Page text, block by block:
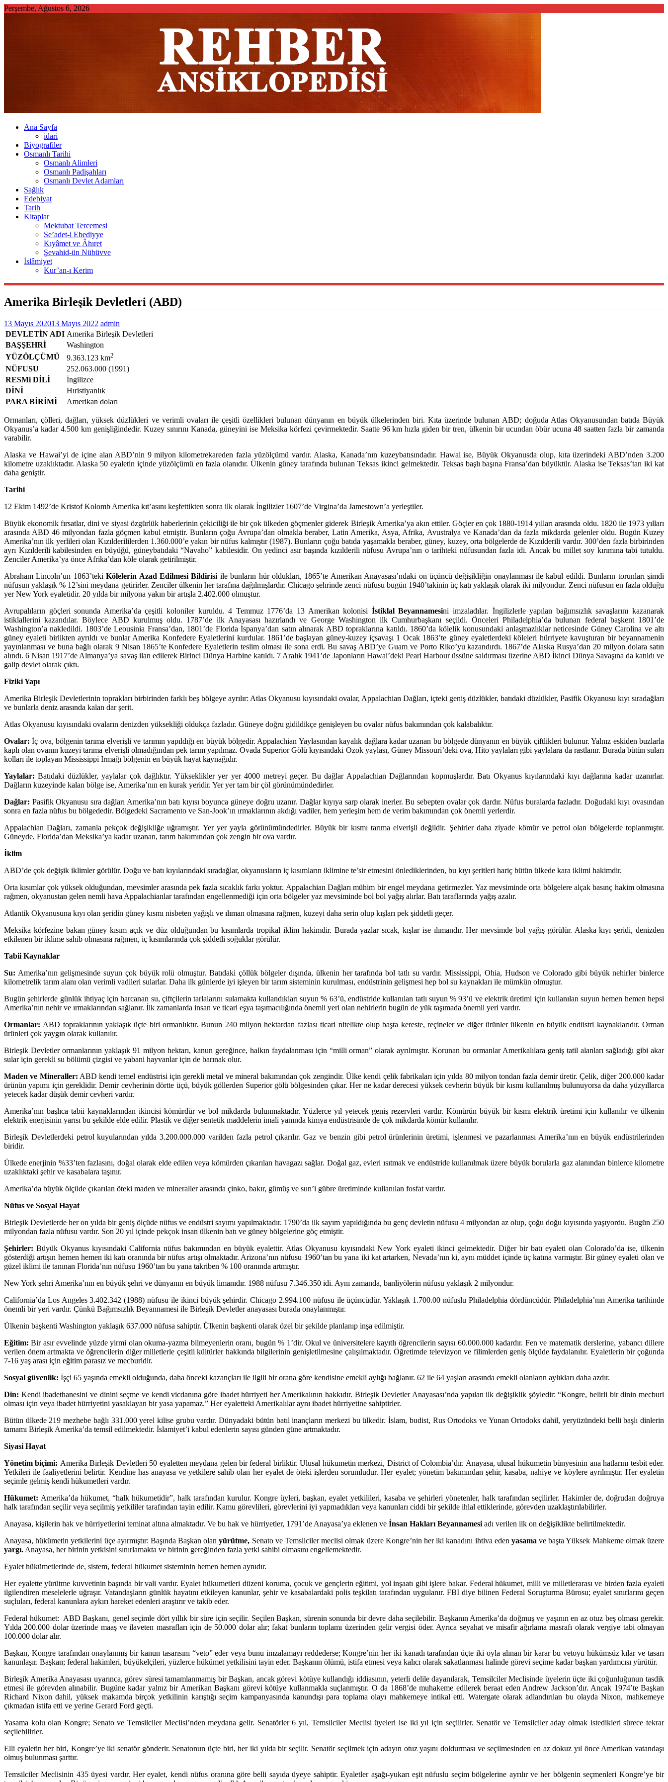
Skip
Perşembe, Ağustos 6, 2026
Ana Sayfa
idari
Biyografiler
Osmanlı Tarihi
Osmanlı Alimleri
Osmanlı Padişahları
Osmanlı Devlet Adamları
Sağlık
Edebiyat
Tarih
Kitaplar
Mektubat Tercemesi
Se’adet-i Ebediyye
Kıyâmet ve Âhıret
Şevahid-ün Nübüvve
İslâmiyet
Kur’an-ı Kerim
Amerika Birleşik Devletleri (ABD)
13 Mayıs 202013 Mayıs 2022 admin
DEVLETİN ADI Amerika Birleşik Devletleri
BAŞŞEHRİ
Washington
YÜZÖLÇÜMÜ
9.363.123 km2
NÜFUSU
252.063.000 (1991)
RESMi DİLİ
İngilizce
DİNİ
Hıristiyanlık
PARA BİRİMİ
Amerikan doları
Ormanları, çölleri, dağları, yüksek düzlükleri ve verimli ovaları ile çeşitli özellikleri bulunan dünyanın en büyük ülkelerinden biri. Kıta üzerinde bulunan ABD; doğuda Atlas Okyanusundan batıda Büyük
Okyanus’a kadar 4.500 km genişliğindedir. Kuzey sınırını Kanada, güneyini ise Meksika körfezi çevirmektedir. Saatte 96 km hızla giden bir tren, ülkenin bir ucundan öbür ucuna 48 saatten fazla bir zamanda
varabilir.
Alaska ve Hawai’yi de içine alan ABD’nin 9 milyon kilometrekareden fazla yüzölçümü vardır. Alaska, Kanada’nın kuzeybatısındadır. Hawai ise, Büyük Okyanusda olup, kıta üzerindeki ABD’nden 3.200
kilometre uzaklıktadır. Alaska 50 eyaletin içinde yüzölçümü en fazla olanıdır. Ülkenin güney tarafında bulunan Teksas ikinci gelmektedir. Teksas başlı başına Fransa’dan büyüktür. Alaska ise Teksas’tan iki kat
daha geniştir.
Tarihi
12 Ekim 1492’de Kristof Kolomb Amerika kıt’asını keşfettikten sonra ilk olarak İngilizler 1607’de Virgina’da Jamestown’a yerleştiler.
Büyük ekonomik fırsatlar, dini ve siyasi özgürlük haberlerinin çekiciliği ile bir çok ülkeden göçmenler giderek Birleşik Amerika’ya akın ettiler. Göçler en çok 1880-1914 yılları arasında oldu. 1820 ile 1973 yılları
arasında ABD 46 milyondan fazla göçmen kabul etmiştir. Bunların çoğu Avrupa’dan olmakla beraber, Latin Amerika, Asya, Afrika, Avustralya ve Kanada’dan da fazla mikdarda gelenler oldu. Bugün Kuzey
Amerika’nın ilk yerlileri olan Kızılderililerden 1.360.000’e yakın bir nüfus kalmıştır (1987). Bunların çoğu batıda yaşamakla beraber, güney, kuzey, orta bölgelerde de Kızılderili vardır. 300’den fazla birbirinden
ayrı Kızılderili kabilesinden en büyüğü, güneybatıdaki “Navaho” kabilesidir. On yedinci asır başında kızılderili nüfusu Avrupa’nın o tarihteki nüfusundan fazla idi. Ancak bu millet soy kırımına tabi tutuldu.
Zenciler Amerika’ya önce Afrika’dan köle olarak getirilmiştir.
Abraham Lincoln’un 1863’tekiKölelerin Azad Edilmesi Bildirisi ile bunların hür oldukları, 1865’te Amerikan Anayasası’ndaki on üçüncü değişikliğin onaylanması ile kabul edildi. Bunların torunları şimdi
nüfusun yaklaşık % 12’sini meydana getirirler. Zenciler ülkenin her tarafına dağılmışlardır. Chicago şehrinde zenci nüfusu bugün 1940’takinin üç katı yaklaşık olarak iki milyondur. Zenci nüfusun en fazla olduğu
yer New York eyaletidir. 20 yılda bir milyona yakın bir artışla 2.402.000 olmuştur.
Avrupalıların göçleri sonunda Amerika’da çeşitli koloniler kuruldu. 4 Temmuz 1776’da 13 Amerikan kolonisi İstiklal Beyannamesini imzaladılar. İngilizlerle yapılan bağımsızlık savaşlarını kazanarak
istiklallerini kazandılar. Böylece ABD kurulmuş oldu. 1787’de ilk Anayasası hazırlandı ve George Washington ilk Cumhurbaşkanı seçildi. Önceleri Philadelphia’da bulunan federal başkent 1801’de
Washington’a nakledildi. 1803’de Leousinia Fransa’dan, 1801’de Florida İspanya’dan satın alınarak ABD topraklarına katıldı. 1860’da kölelik konusundaki anlaşmazlıklar neticesinde Güney Carolina ve altı
güney eyaleti birlikten ayrıldı ve bunlar Amerika Konfedere Eyaletlerini kurdular. 1861’de başlayan güney-kuzey içsavaşı 1 Ocak 1863’te güney eyaletlerdeki köleleri hürriyete kavuşturan bir beyannamenin
yayınlanması ve buna bağlı olarak 9 Nisan 1865’te Konfedere Eyaletlerin teslim olması ile sona erdi. Bu savaş ABD’ye Guam ve Porto Riko’yu kazandırdı. 1867’de Alaska Rusya’dan 20 milyon dolara satın
alındı. 6 Nisan 1917’de Almanya’ya savaş ilan edilerek Birinci Dünya Harbine katıldı. 7 Aralık 1941’de Japonların Hawai’deki Pearl Harbour üssüne saldırması üzerine ABD İkinci Dünya Savaşına da katıldı ve
galip devlet olarak çıktı.
Fiziki Yapı
Amerika Birleşik Devletlerinin toprakları birbirinden farklı beş bölgeye ayrılır: Atlas Okyanusu kıyısındaki ovalar, Appalachian Dağları, içteki geniş düzlükler, batıdaki düzlükler, Pasifik Okyanusu kıyı sıradağları
ve bunlarla deniz arasında kalan dar şerit.
Atlas Okyanusu kıyısındaki ovaların denizden yüksekliği oldukça fazladır. Güneye doğru gidildikçe genişleyen bu ovalar nüfus bakımından çok kalabalıktır.
Ovalar:İç ova, bölgenin tarıma elverişli ve tarımın yapıldığı en büyük bölgedir. Appalachian Yaylasından kayalık dağlara kadar uzanan bu bölgede dünyanın en büyük çiftlikleri bulunur. Yalnız eskiden buzlarla
kaplı olan ovanın kuzeyi tarıma elverişli olmadığından pek tarım yapılmaz. Ovada Superior Gölü kıyısındaki Ozok yaylası, Güney Missouri’deki ova, Hito yaylaları gibi yaylalara da rastlanır. Burada bütün suları
kolları ile toplayan Mississippi Irmağı bölgenin en büyük hayat kaynağıdır.
Yaylalar:Batıdaki düzlükler, yaylalar çok dağlıktır. Yükseklikler yer yer 4000 metreyi geçer. Bu dağlar Appalachian Dağlarından kopmuşlardır. Batı Okyanus kıyılarındaki kıyı dağlarına kadar uzanırlar.
Dağların kuzeyinde kalan bölge ise, Amerika’nın en kurak yeridir. Yer yer tam bir çöl görünümündedirler.
Dağlar: Pasifik Okyanusu sıra dağları Amerika’nın batı kıyısı boyunca güneye doğru uzanır. Dağlar kıyıya sarp olarak inerler. Bu sebepten ovalar çok dardır. Nüfus buralarda fazladır. Doğudaki kıyı ovasından
sonra en fazla nüfus bu bölgededir. Bölgedeki Sacramento ve San-Jook’ın ırmaklarının akdığı vadiler, hem yerleşim hem de verim bakımından çok önemli yerlerdir.
Appalachian Dağları, zamanla pekçok değişikliğe uğramıştır. Yer yer yayla görünümündedirler. Büyük bir kısmı tarıma elverişli değildir. Şehirler daha ziyade kömür ve petrol olan bölgelerde toplanmıştır.
Güneyde, Florida’dan Meksika’ya kadar uzanan, tarım bakımından çok zengin bir ova vardır.
İklim
ABD’de çok değişik iklimler görülür. Doğu ve batı kıyılarındaki sıradağlar, okyanusların iç kısımların iklimine te’sir etmesini önlediklerinden, bu kıyı şeritleri hariç bütün ülkede kara iklimi hakimdir.
Orta kısımlar çok yüksek olduğundan, mevsimler arasında pek fazla sıcaklık farkı yoktur. Appalachian Dağları mühim bir engel meydana getirmezler. Yaz mevsiminde orta bölgelere alçak basınç hakim olmasına
rağmen, okyanustan gelen nemli hava Appalachianlar tarafından engellenmediği için orta bölgeler yaz mevsiminde bol bol yağış alırlar. Batı taraflarında yağış azalır.
Atlantik Okyanusuna kıyı olan şeridin güney kısmı nisbeten yağışlı ve ılıman olmasına rağmen, kuzeyi daha serin olup kışları pek şiddetli geçer.
Meksika körfezine bakan güney kısım açık ve düz olduğundan bu kısımlarda tropikal iklim hakimdir. Burada yazlar sıcak, kışlar ise ılımandır. Her mevsimde bol yağış görülür. Alaska kıyı şeridi, denizden
etkilenen bir iklime sahib olmasına rağmen, iç kısımlarında çok şiddetli soğuklar görülür.
Tabii Kaynaklar
Su: Amerika’nın gelişmesinde suyun çok büyük rolü olmuştur. Batıdaki çöllük bölgeler dışında, ülkenin her tarafında bol tatlı su vardır. Mississippi, Ohia, Hudson ve Colorado gibi büyük nehirler binlerce
kilometrelik tarım alanı olan verimli vadileri sularlar. Daha ilk günlerde iyi işleyen bir tarım sisteminin kurulması, endüstrinin gelişmesi hep bol su kaynakları ile mümkün olmuştur.
Bugün şehirlerde günlük ihtiyaç için harcanan su, çiftçilerin tarlalarını sulamakta kullandıkları suyun % 63’ü, endüstride kullanılan tatlı suyun % 93’ü ve elektrik üretimi için kullanılan suyun hemen hemen hepsi
Amerika’nın nehir ve ırmaklarından sağlanır. İlk zamanlarda insan ve ticari eşya taşımacılığında önemli yeri olan nehirlerin bugün de yük taşımada önemli yeri vardır.
Ormanlar: ABD topraklarının yaklaşık üçte biri ormanlıktır. Bunun 240 milyon hektardan fazlası ticari nitelikte olup başta kereste, reçineler ve diğer ürünler ülkenin en büyük endüstri kaynaklarıdır. Orman
ürünleri çok yaygın olarak kullanılır.
Birleşik Devletler ormanlarının yaklaşık 91 milyon hektarı, kanun gereğince, halkın faydalanması için “milli orman” olarak ayrılmıştır. Korunan bu ormanlar Amerikalılara geniş tatil alanları sağladığı gibi akar
sular için gerekli su bölümü çizgisi ve yabani hayvanlar için de barınak olur.
Maden ve Mineraller: ABD kendi temel endüstrisi için gerekli metal ve mineral bakımından çok zengindir. Ülke kendi çelik fabrikaları için yılda 80 milyon tondan fazla demir üretir. Çelik, diğer 200.000 kadar
ürünün yapımı için gereklidir. Demir cevherinin dörtte üçü, büyük göllerden Superior gölü bölgesinden çıkar. Her ne kadar derecesi yüksek cevherin büyük bir kısmı kullanılmış bulunuyorsa da daha yüzyıllarca
yetecek kadar düşük demir cevheri vardır.
Amerika’nın başlıca tabii kaynaklarından ikincisi kömürdür ve bol mikdarda bulunmaktadır. Yüzlerce yıl yetecek geniş rezervleri vardır. Kömürün büyük bir kısmı elektrik üretimi için kullanılır ve ülkenin
elektrik enerjisinin yarısı bu şekilde elde edilir. Plastik ve diğer sentetik maddelerin imali yanında kimya endüstrisinde de çok mikdarda kömür kullanılır.
Birleşik Devletlerdeki petrol kuyularından yılda 3.200.000.000 varilden fazla petrol çıkarılır. Gaz ve benzin gibi petrol ürünlerinin üretimi, işlenmesi ve pazarlanması Amerika’nın en büyük endüstrilerinden
biridir.
Ülkede enerjinin %33’ten fazlasını, doğal olarak elde edilen veya kömürden çıkarılan havagazı sağlar. Doğal gaz, evleri ısıtmak ve endüstride kullanılmak üzere büyük borularla gaz alanından binlerce kilometre
uzaklıktaki şehir ve kasabalara taşınır.
Amerika’da büyük ölçüde çıkarılan öteki maden ve mineraller arasında çinko, bakır, gümüş ve sun’i gübre üretiminde kullanılan fosfat vardır.
Nüfus ve Sosyal Hayat
Birleşik Devletlerde her on yılda bir geniş ölçüde nüfus ve endüstri sayımı yapılmaktadır. 1790’da ilk sayım yapıldığında bu genç devletin nüfusu 4 milyondan az olup, çoğu doğu kıyısında yaşıyordu. Bugün 250
milyondan fazla nüfusu vardır. Son 20 yıl içinde pekçok insan ülkenin batı ve güney bölgelerine göç etmiştir.
Şehirler: Büyük Okyanus kıyısındaki California nüfus bakımından en büyük eyalettir. Atlas Okyanusu kıyısındaki New York eyaleti ikinci gelmektedir. Diğer bir batı eyaleti olan Colorado’da ise, ülkenin
gösterdiği artışın hemen hemen iki katı oranında bir nüfus artışı olmaktadır. Arizona’nın nüfusu 1960’tan bu yana iki kat artarken, Nevada’nın ki, aynı müddet içinde üç katına varmıştır. Bir güney eyaleti olan ve
güzel iklimi ile tanınan Florida’nın nüfusu 1960’tan bu yana takriben % 100 oranında artmıştır.
New York şehri Amerika’nın en büyük şehri ve dünyanın en büyük limanıdır. 1988 nüfusu 7.346.350 idi. Aynı zamanda, banliyölerin nüfusu yaklaşık 2 milyondur.
California’da Los Angeles 3.402.342 (1988) nüfusu ile ikinci büyük şehirdir. Chicago 2.994.100 nüfusu ile üçüncüdür. Yaklaşık 1.700.00 nüfuslu Philadelphia dördüncüdür. Philadelphia’nın Amerika tarihinde
önemli bir yeri vardır. Çünkü Bağımsızlık Beyannamesi ile Birleşik Devletler anayasası burada onaylanmıştır.
Ülkenin başkenti Washington yaklaşık 637.000 nüfusa sahiptir. Ülkenin başkenti olarak özel bir şekilde planlanıp inşa edilmiştir.
Eğitim: Bir asır evvelinde yüzde yirmi olan okuma-yazma bilmeyenlerin oranı, bugün % 1’dir. Okul ve üniversitelere kayıtlı öğrencilerin sayısı 60.000.000 kadardır. Fen ve matematik derslerine, yabancı dillere
verilen önem artmakta ve öğrencilerin diğer milletlerle çeşitli kültürler hakkında bilgilerinin genişletilmesine çalışılmaktadır. Öğretimde televizyon ve filimlerden geniş ölçüde faydalanılır. Eyaletlerin bir çoğunda
7-16 yaş arası için eğitim parasız ve mecburidir.
Sosyal güvenlik: İşçi 65 yaşında emekli olduğunda, daha önceki kazançları ile ilgili bir orana göre kendisine emekli aylığı bağlanır. 62 ile 64 yaşları arasında emekli olanların aylıkları daha azdır.
Din: Kendi ibadethanesini ve dinini seçme ve kendi vicdanına göre ibadet hürriyeti her Amerikalının hakkıdır. Birleşik Devletler Anayasası’nda yapılan ilk değişiklik şöyledir: “Kongre, belirli bir dinin mecburi
olması için veya ibadet hürriyetini yasaklayan bir yasa yapamaz.” Her eyaletteki Amerikalılar aynı ibadet hürriyetine sahiptirler.
Bütün ülkede 219 mezhebe bağlı 331.000 yerel kilise grubu vardır. Dünyadaki bütün batıl inançların merkezi bu ülkedir. İslam, budist, Rus Ortodoks ve Yunan Ortodoks dahil, yeryüzündeki belli başlı dinlerin
tamamı Birleşik Amerika’da temsil edilmektedir. İslamiyet’i kabul edenlerin sayısı günden güne artmaktadır.
Siyasi Hayat
Yönetim biçimi: Amerika Birleşik Devletleri 50 eyaletten meydana gelen bir federal birliktir. Ulusal hükumetin merkezi, District of Colombia’dır. Anayasa, ulusal hükumetin bünyesinin ana hatlarını tesbit eder.
Yetkileri ile faaliyetlerini belirtir. Kendine has anayasa ve yetkilere sahib olan her eyalet de öteki işlerden sorumludur. Her eyalet; yönetim bakımından şehir, kasaba, nahiye ve köylere ayrılmıştır. Her eyaletin
seçimle gelmiş kendi hükumetleri vardır.
Hükumet: Amerika’da hükumet, “halk hükumetidir”, halk tarafından kurulur. Kongre üyleri, başkan, eyalet yetkilileri, kasaba ve şehirleri yönetenler, halk tarafından seçilirler. Hakimler de, doğrudan doğruya
halk tarafından seçilir veya seçilmiş yetkililer tarafından tayin edilir. Kamu görevlileri, görevlerini iyi yapmadıkları veya kanunları ciddi bir şekilde ihlal ettiklerinde, görevden uzaklaştırılabilirler.
Anayasa, kişilerin hak ve hürriyetlerini teminat altına almaktadır. Ve bu hak ve hürriyetler, 1791’de Anayasa’ya eklenen ve İnsan Hakları Beyannamesi adı verilen ilk on değişiklikte belirtilmektedir.
Anayasa, hükümetin yetkilerini üçe ayırmıştır: Başında Başkan olanyürütme, Senato ve Temsilciler meclisi olmak üzere Kongre’nin her iki kanadını ihtiva eden yasama ve başta Yüksek Mahkeme olmak üzere
yargı. Anayasa, her birinin yetkisini sınırlamakta ve birinin gereğinden fazla yetki sahibi olmasını engellemektedir.
Eyalet hükümetlerinde de, sistem, federal hükumet sisteminin hemen hemen aynıdır.
Her eyalette yürütme kuvvetinin başında bir vali vardır. Eyalet hükumetleri düzeni koruma, çocuk ve gençlerin eğitimi, yol inşaatı gibi işlere bakar. Federal hükumet, milli ve milletlerarası ve birden fazla eyaleti
ilgilendiren meselelerle uğraşır. Vatandaşların günlük hayatını etkileyen kanunlar, şehir ve kasabalardaki polis teşkilatı tarafından uygulanır. FBI diye bilinen Federal Soruşturma Bürosu; eyalet sınırlarını geçen
suçluları, federal kanunlara aykırı hareket edenleri araştırır ve takib eder.
Federal hükumet: ABD Başkanı, genel seçimle dört yıllık bir süre için seçilir. Seçilen Başkan, sürenin sonunda bir devre daha seçilebilir. Başkanın Amerika’da doğmuş ve yaşının en az otuz beş olması gerekir.
Yılda 200.000 dolar üzerinde maaş ve ilaveten masrafları için de 50.000 dolar alır; fakat bunların toplamı üzerinden gelir vergisi öder. Ayrıca seyahat ve misafir ağırlama masrafı olarak vergiye tabi olmayan
100.000 dolar alır.
Başkan, Kongre tarafından onaylanmış bir kanun tasarısını “veto” eder veya bunu imzalamayı reddederse; Kongre’nin her iki kanadı tarafından üçte iki oyla alınan bir karar bu vetoyu hükümsüz kılar ve tasarı
kanunlaşır. Başkan; federal hakimleri, büyükelçileri, yüzlerce hükümet yetkilisini tayin eder. Başkanın ölümü, istifa etmesi veya kalıcı olarak sakatlanması halinde görevi seçime kadar başkan yardımcısı yürütür.
Birleşik Amerika Anayasası uyarınca, görev süresi tamamlanmamış bir Başkan, ancak görevi kötüye kullandığı iddiasının, yeterli delile dayanılarak, Temsilciler Meclisinde üyelerin üçte iki çoğunluğunun tasdik
etmesi ile görevden alınabilir. Bugüne kadar yalnız bir Amerikan Başkanı görevi kötüye kullanmakla suçlanmıştır. O da 1868’de muhakeme edilerek beraat eden Andrew Jackson’dır. Ancak 1974’te Başkan
Richard Nixon dahil, yüksek makamda birçok yetkilinin karıştığı seçim kampanyasında kanundışı para toplama olayı mahkemeye intikal etti. Watergate olarak adlandırılan bu olayda Nixon, mahkemeye
çıkmadan istifa etti ve yerine Gerard Ford geçti.
Yasama kolu olan Kongre; Senato ve Temsilciler Meclisi’nden meydana gelir. Senatörler 6 yıl, Temsilciler Meclisi üyeleri ise iki yıl için seçilirler. Senatör ve Temsilciler aday olmak istedikleri sürece tekrar
seçilebilirler.
Elli eyaletin her biri, Kongre’ye iki senatör gönderir. Senatonun üçte biri, her iki yılda bir seçilir. Senatör seçilmek için adayın otuz yaşını doldurması ve seçilmesinden en az dokuz yıl önce Amerikan vatandaşı
olmuş bulunması şarttır.
Temsilciler Meclisinin 435 üyesi vardır. Her eyalet, kendi nüfus oranına göre belli sayıda üyeye sahiptir. Eyaletler aşağı-yukarı eşit nüfuslu seçim bölgelerine ayrılır ve her bölgenin seçmenleri Kongre’ye bir